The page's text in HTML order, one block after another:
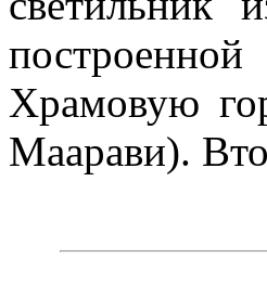
Храмовую
Маарави).